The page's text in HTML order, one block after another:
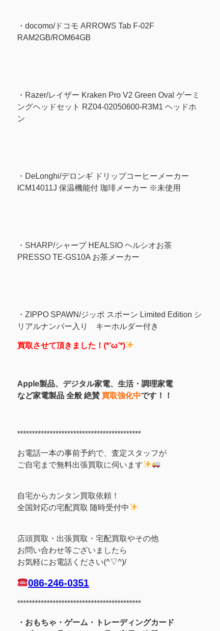
・docomo/ドコモ ARROWS Tab F-02F
RAM2GB/ROM64GB
・Razer/レイザー Kraken Pro V2 Green Oval ゲーミ
ングヘッドセット RZ04-02050600-R3M1 ヘッドホ
ン
・DeLonghi/デロンギ ドリップコーヒーメーカー
ICM14011J 保温機能付 珈琲メーカー ※未使用
・SHARP/シャープ HEALSIO ヘルシオお茶
PRESSO TE-GS10A お茶メーカー
・ZIPPO SPAWN/ジッポ スポーン Limited Edition シ
リアルナンバー入り キーホルダー付き
買取させて頂きました！(*’ω’*)
Apple製品、デジタル家電、生活・調理家電
など家電製品 全般 絶賛 買取強化中です！！
******************************************
お電話一本の事前予約で、査定スタッフが
ご自宅まで無料出張買取に伺います
自宅からカンタン買取依頼！
全国対応の宅配買取 随時受付中
店頭買取・出張買取・宅配買取やその他
お問い合わせ等ございましたら
お気軽にお電話ください(^▽^)/
086-246-0351
******************************************
・おもちゃ・ゲーム・トレーディングカード